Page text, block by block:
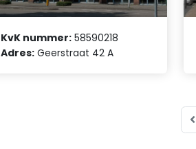
KvK nummer: 58590218
Adres: Geerstraat 42 A